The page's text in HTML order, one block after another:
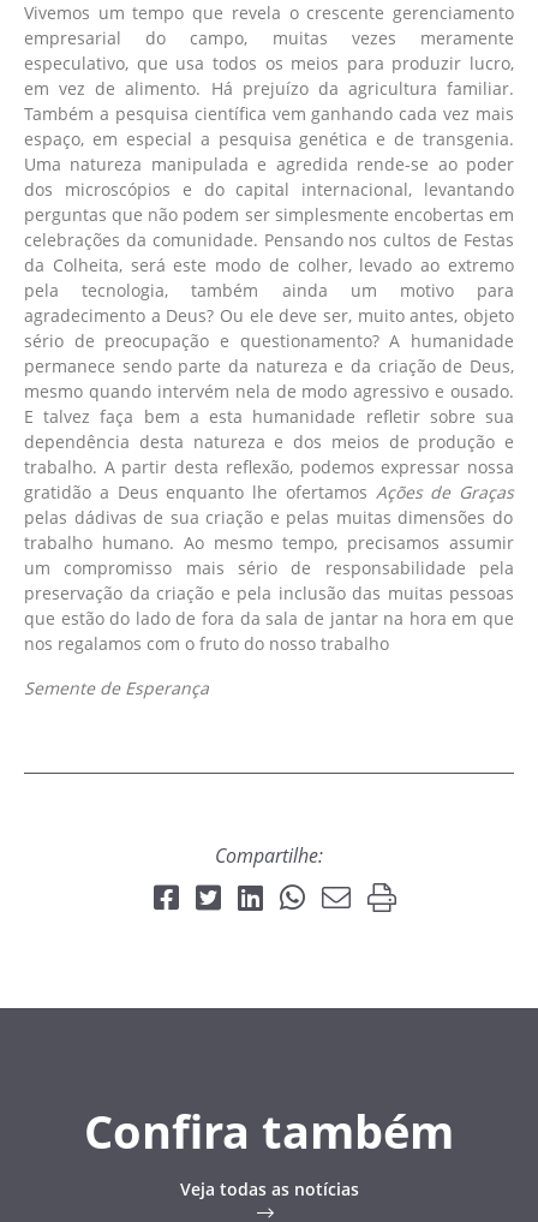
Vivemos um tempo que revela o crescente gerenciamento
empresarial do campo, muitas vezes meramente
especulativo, que usa todos os meios para produzir lucro,
em vez de alimento. Há prejuízo da agricultura familiar.
Também a pesquisa científica vem ganhando cada vez mais
espaço, em especial a pesquisa genética e de transgenia.
Uma natureza manipulada e agredida rende-se ao poder
dos microscópios e do capital internacional, levantando
perguntas que não podem ser simplesmente encobertas em
celebrações da comunidade. Pensando nos cultos de Festas
da Colheita, será este modo de colher, levado ao extremo
pela tecnologia, também ainda um motivo para
agradecimento a Deus? Ou ele deve ser, muito antes, objeto
sério de preocupação e questionamento? A humanidade
permanece sendo parte da natureza e da criação de Deus,
mesmo quando intervém nela de modo agressivo e ousado.
E talvez faça bem a esta humanidade refletir sobre sua
dependência desta natureza e dos meios de produção e
trabalho. A partir desta reflexão, podemos expressar nossa
gratidão a Deus enquanto lhe ofertamos Ações de Graças
pelas dádivas de sua criação e pelas muitas dimensões do
trabalho humano. Ao mesmo tempo, precisamos assumir
um compromisso mais sério de responsabilidade pela
preservação da criação e pela inclusão das muitas pessoas
que estão do lado de fora da sala de jantar na hora em que
nos regalamos com o fruto do nosso trabalho
Semente de Esperança
Compartilhe:
Confira também
Veja todas as notícias